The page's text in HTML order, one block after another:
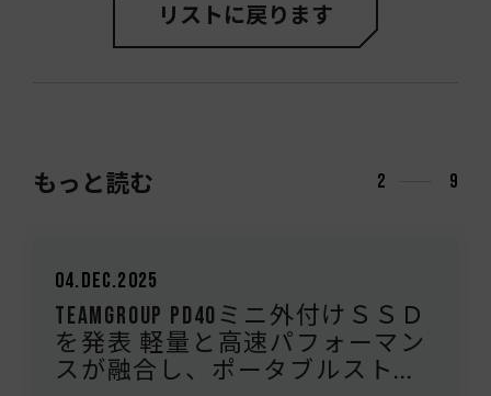
リストに戻ります
もっと読む 2 9
04.Dec.2025
TEAMGROUP PD40ミニ外付けＳＳＤ
を発表 軽量と高速パフォーマン
スが融合し、ポータブルスト...